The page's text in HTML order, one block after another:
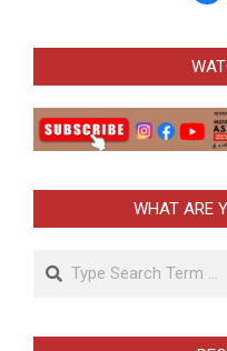
WHAT ARE
Search